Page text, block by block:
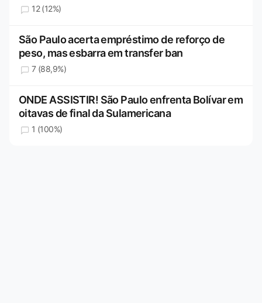
12 (12%)
São Paulo acerta empréstimo de reforço de
peso, mas esbarra em transfer ban
7 (88,9%)
ONDE ASSISTIR! São Paulo enfrenta Bolívar em
oitavas de final da Sulamericana
1 (100%)